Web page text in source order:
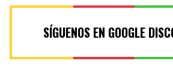
SÍGUENOS EN GOOGLE